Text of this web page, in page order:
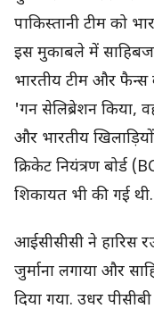
पाकिस्तानी टीम को
इस मुकाबले में
भारतीय टीम और
'गन सेलिब्रेशन किया,
और भारतीय
क्रिकेट नियंत्रण बोर्ड
शिकायत भी की गई थी.
आईसीसीसी ने हारिस
जुर्माना लगाया और
दिया गया. उधर